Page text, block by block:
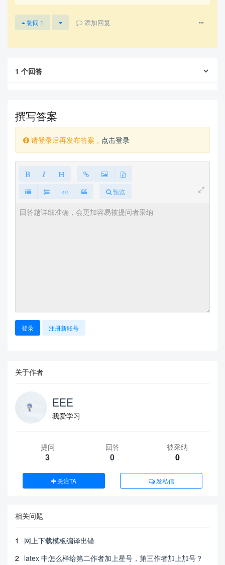
赞同 1 添加回复
1 个回答
撰写答案
请登录后再发布答案， 点击登录
预览
登录 注册新账号
关于作者
EEE
我爱学习
提问
3
回答
0
被采纳
0
关注TA 发私信
相关问题
1
网上下载模板编译出错
2 latex 中怎么样给第二作者加上星号，第三作者加上加号？